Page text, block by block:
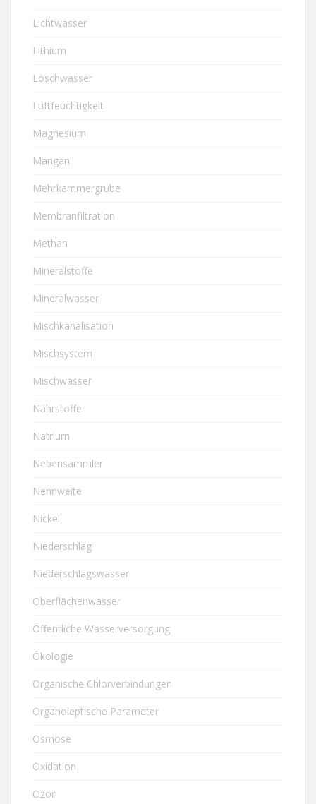
Lichtwasser
Lithium
Löschwasser
Luftfeuchtigkeit
Magnesium
Mangan
Mehrkammergrube
Membranfiltration
Methan
Mineralstoffe
Mineralwasser
Mischkanalisation
Mischsystem
Mischwasser
Nährstoffe
Natrium
Nebensammler
Nennweite
Nickel
Niederschlag
Niederschlagswasser
Oberflächenwasser
Öffentliche Wasserversorgung
Ökologie
Organische Chlorverbindungen
Organoleptische Parameter
Osmose
Oxidation
Ozon